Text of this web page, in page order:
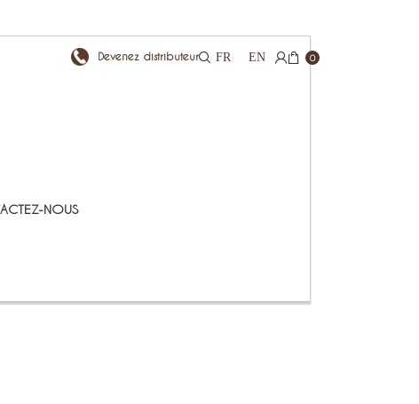
Devenez distributeur FR EN 0
NOUS